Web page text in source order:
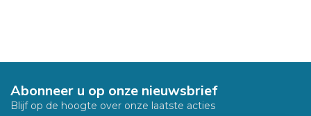
Abonneer u op onze nieuwsbrief
Blijf op de hoogte over onze laatste acties